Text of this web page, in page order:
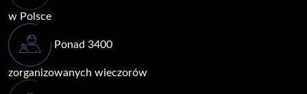
w Polsce
Ponad 3400
zorganizowanych wieczorów